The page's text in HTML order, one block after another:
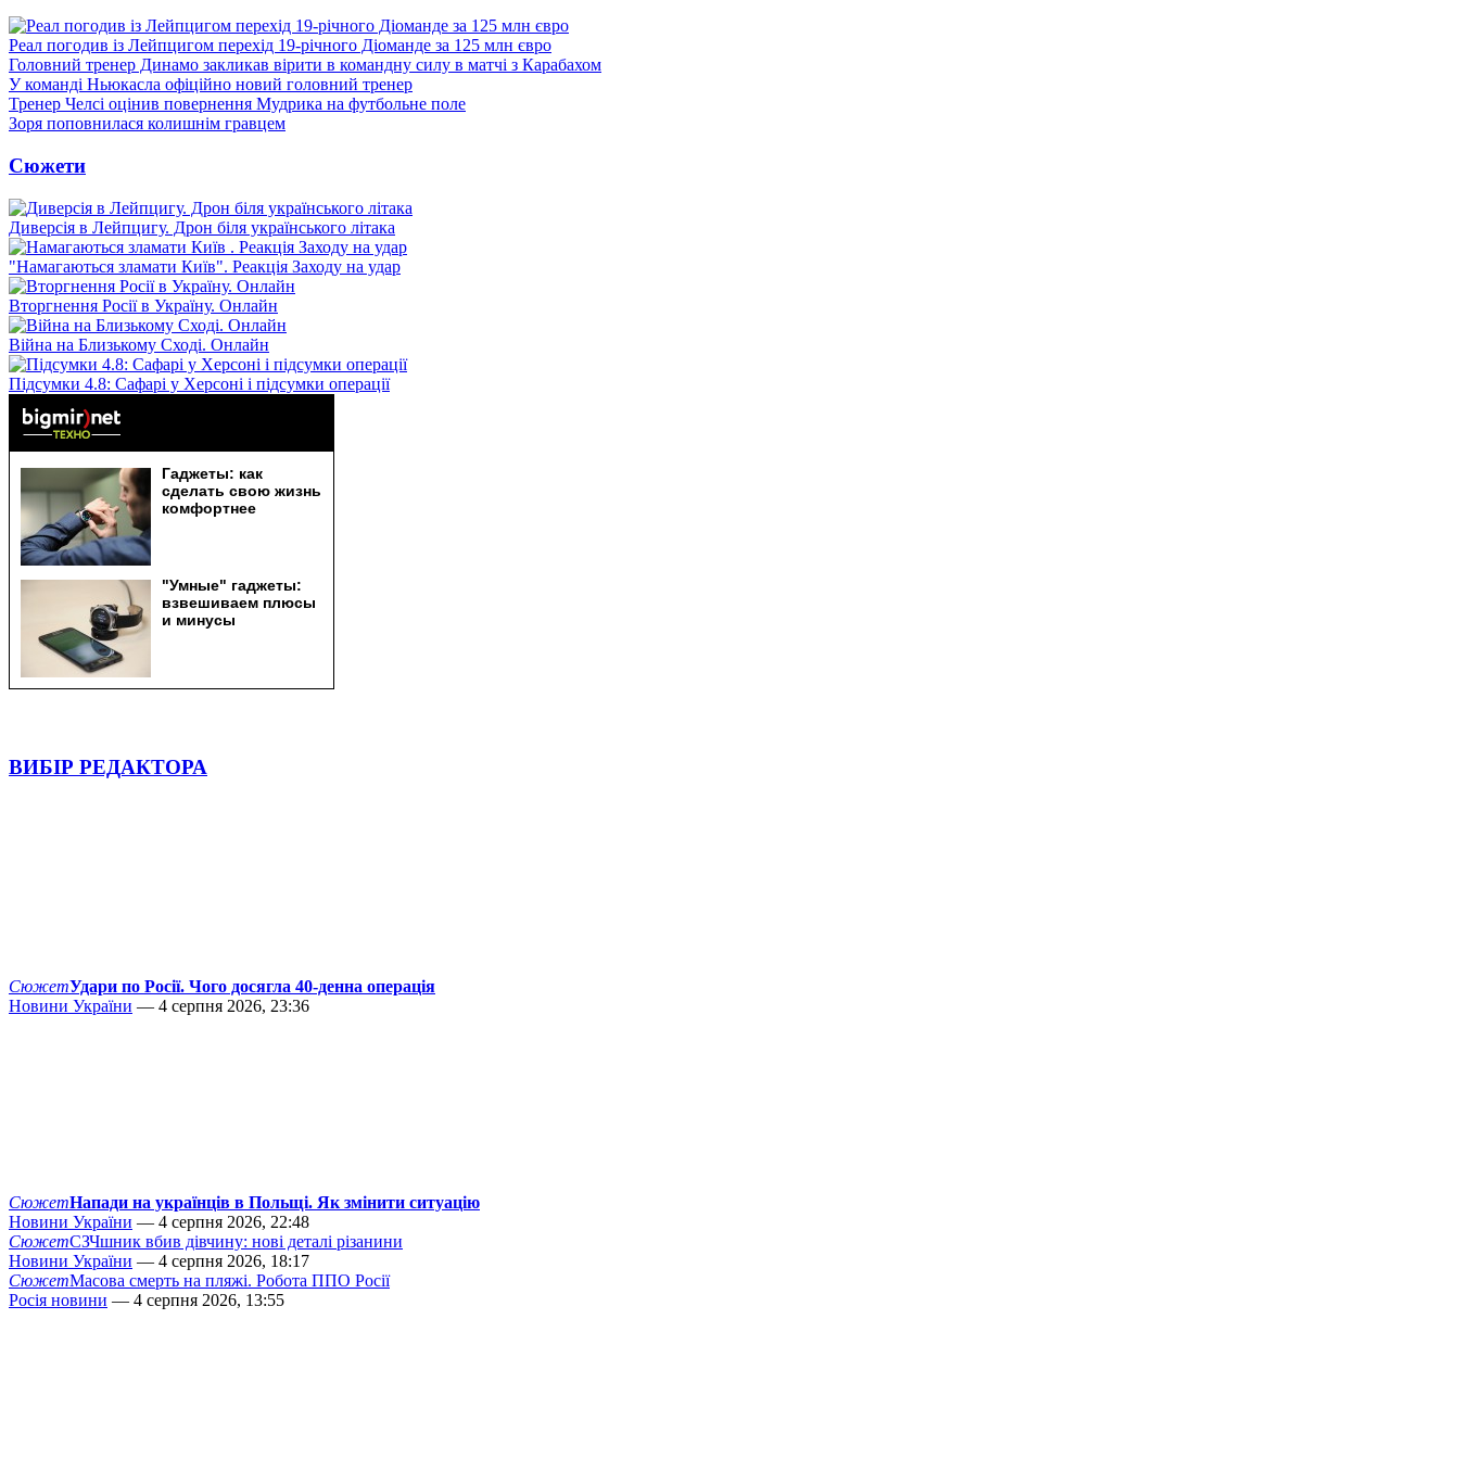
Реал погодив із Лейпцигом перехід 19-річного Діоманде за 125 млн євро
Головний тренер Динамо закликав вірити в командну силу в матчі з Карабахом
У команді Ньюкасла офіційно новий головний тренер
Тренер Челсі оцінив повернення Мудрика на футбольне поле
Зоря поповнилася колишнім гравцем
Сюжети
Диверсія в Лейпцигу. Дрон біля українського літака
"Намагаються зламати Київ". Реакція Заходу на удар
Вторгнення Росії в Україну. Онлайн
Війна на Близькому Сході. Онлайн
Підсумки 4.8: Сафарі у Херсоні і підсумки операції
ВИБІР РЕДАКТОРА
СюжетУдари по Росії. Чого досягла 40-денна операція
Новини України — 4 серпня 2026, 23:36
СюжетНапади на українців в Польщі. Як змінити ситуацію
Новини України — 4 серпня 2026, 22:48
СюжетСЗЧшник вбив дівчину: нові деталі різанини
Новини України — 4 серпня 2026, 18:17
СюжетМасова смерть на пляжі. Робота ППО Росії
Росія новини — 4 серпня 2026, 13:55